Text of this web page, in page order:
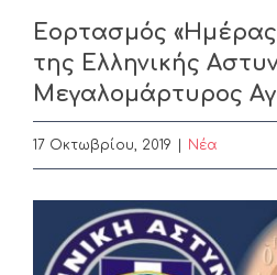
Εορτασμός
της Ελληνικής
Μεγαλομάρτυρος
17 Οκτωβρίου, 2019 Nέα
Larger